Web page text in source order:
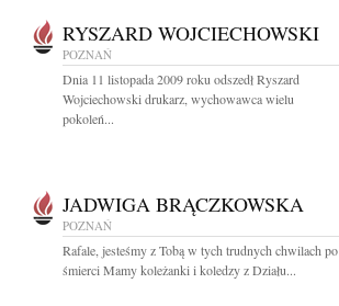
RYSZARD WOJCIECHOWSKI
POZNAŃ
Dnia 11 listopada 2009 roku odszedł Ryszard
Wojciechowski drukarz, wychowawca wielu
pokoleń...
JADWIGA BRĄCZKOWSKA
POZNAŃ
Rafale, jesteśmy z Tobą w tych trudnych chwilach po
śmierci Mamy koleżanki i koledzy z Działu...